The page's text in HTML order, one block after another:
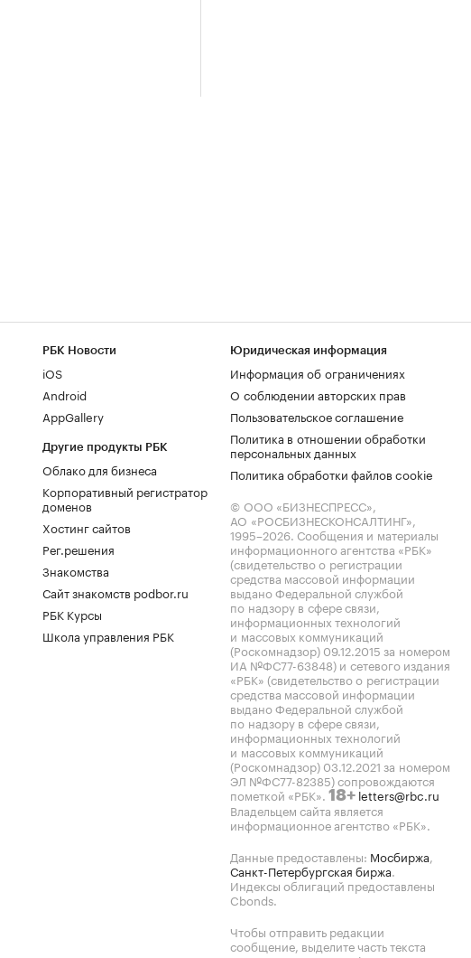
РБК Новости
iOS
Android
AppGallery
Другие продукты РБК
Облако для бизнеса
Корпоративный регистратор
доменов
Хостинг сайтов
Рег.решения
Знакомства
Сайт знакомств podbor.ru
РБК Курсы
Школа управления РБК
Юридическая информация
Информация об ограничениях
О соблюдении авторских прав
Пользовательское соглашение
Политика в отношении обработки
персональных данных
Политика обработки файлов cookie
© ООО «БИЗНЕСПРЕСС»,
АО «РОСБИЗНЕСКОНСАЛТИНГ»,
1995–2026. Сообщения и материалы
информационного агентства «РБК»
(свидетельство о регистрации
средства массовой информации
выдано Федеральной службой
по надзору в сфере связи,
информационных технологий
и массовых коммуникаций
(Роскомнадзор) 09.12.2015 за номером
ИА №ФС77-63848) и сетевого издания
«РБК» (свидетельство о регистрации
средства массовой информации
выдано Федеральной службой
по надзору в сфере связи,
информационных технологий
и массовых коммуникаций
(Роскомнадзор) 03.12.2021 за номером
ЭЛ №ФС77-82385) сопровождаются
пометкой «РБК». 18+ letters@rbc.ru
Владельцем сайта является
информационное агентство «РБК».
Данные предоставлены: Мосбиржа,
Санкт-Петербургская биржа.
Индексы облигаций предоставлены
Cbonds.
Чтобы отправить редакции
сообщение, выделите часть текста